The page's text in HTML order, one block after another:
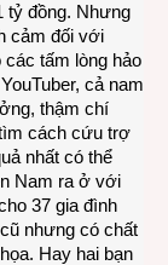
tỷ đồng. Nhưng
cảm đối với
tấm lòng hảo
cả nam
thậm chí
cách cứu trợ
nhất có thể
Nam ra ở với
37 gia đình
nhưng có chất
Hay hai bạn